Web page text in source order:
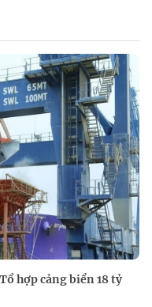
hợp cảng biển 18 tỷ